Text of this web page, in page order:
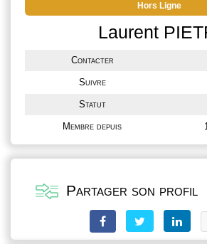
Hors Ligne
Laurent
Contacter
Suivre
Statut
Membre depuis
Partager son profil